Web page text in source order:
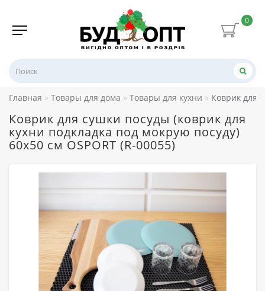
0
Главная Товары для дома Товары для кухни Коврик для
Коврик для сушки посуды (коврик для
кухни подкладка под мокрую посуду)
60х50 см OSPORT (R-00055)